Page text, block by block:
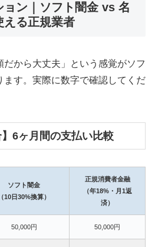
ン｜ソフト闇金 vs 名
える正規業者
から大丈夫」という感覚がソフ
ます。実際に数字で確認してくだ
】6ヶ月間の支払い比較
ソフト闇金
（10日30%換算）
正規消費者金融
（年18%・月1返
済）
50,000円 50,000円